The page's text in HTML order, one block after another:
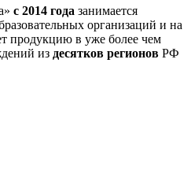
с 2014 года занимается
организаций и на
продукцию в уже более чем
из десятков регионов РФ